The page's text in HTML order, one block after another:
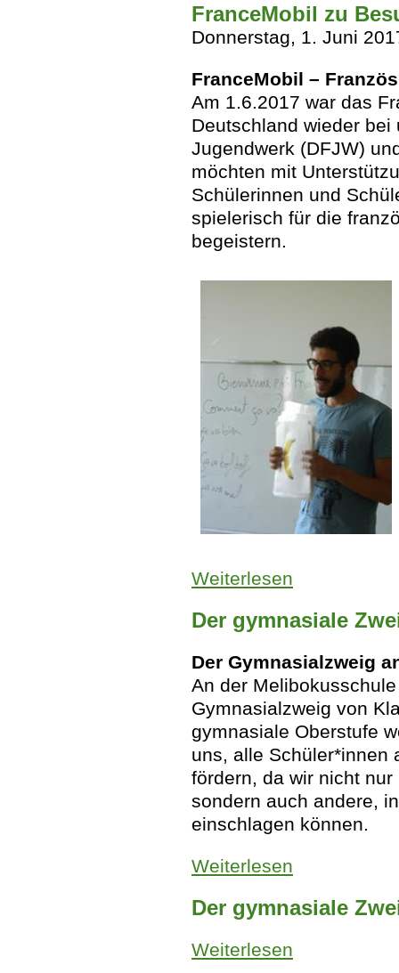
FranceMobil zu
Donnerstag, 1. Juni
FranceMobil –
Am 1.6.2017 war das
Deutschland wieder
Jugendwerk (DFJW)
möchten mit
Schülerinnen und
spielerisch für die
begeistern.
Weiterlesen
Der gymnasiale
Der Gymnasialzweig
An der
Gymnasialzweig von
gymnasiale Oberstufe
uns, alle Schüler*innen
fördern, da wir nicht nur
sondern auch andere,
einschlagen können.
Weiterlesen
Der gymnasiale
Weiterlesen